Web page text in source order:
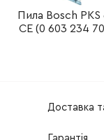
Пила Bosch PKS
CE (0 603 234
Доставка